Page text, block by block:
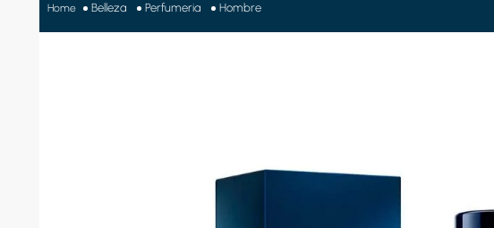
Belleza Perfumeria Hombre
2.
moto